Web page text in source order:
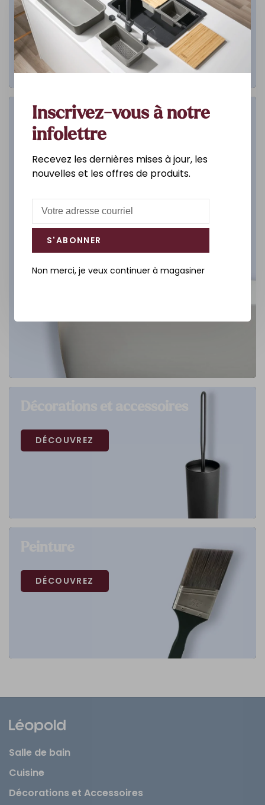
Salle de bain
DÉCOUVREZ
DÉCOUVREZ
Salle de bain
Cuisine
Décorations et Accessoires
Inscrivez-vous à notre
infolettre
Recevez les dernières mises à jour, les
nouvelles et les offres de produits.
S'ABONNER
Non merci, je veux continuer à magasiner